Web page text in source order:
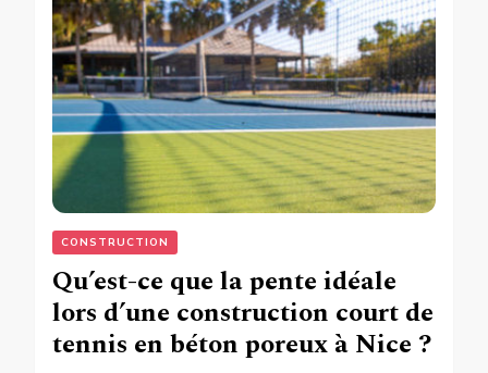
CONSTRUCTION
Qu’est-ce que la pente idéale
lors d’une construction court de
tennis en béton poreux à Nice ?